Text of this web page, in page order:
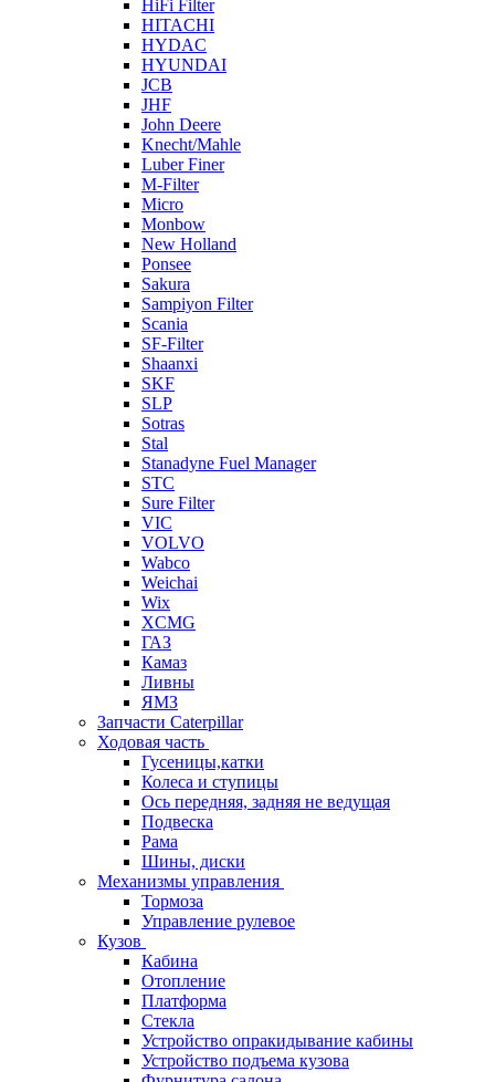
HiFi Filter
HITACHI
HYDAC
HYUNDAI
JCB
JHF
John Deere
Knecht/Mahle
Luber Finer
M-Filter
Micro
Monbow
New Holland
Ponsee
Sakura
Sampiyon Filter
Scania
SF-Filter
Shaanxi
SKF
SLP
Sotras
Stal
Stanadyne Fuel Manager
STC
Sure Filter
VIC
VOLVO
Wabco
Weichai
Wix
XCMG
ГАЗ
Камаз
Ливны
ЯМЗ
Запчасти Caterpillar
Ходовая часть
Гусеницы,катки
Колеса и ступицы
Ось передняя, задняя не ведущая
Подвеска
Рама
Шины, диски
Механизмы управления
Тормоза
Управление рулевое
Кузов
Кабина
Отопление
Платформа
Стекла
Устройство опракидывание кабины
Устройство подъема кузова